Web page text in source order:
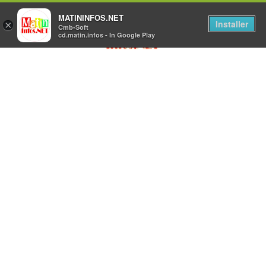
×
MATININFOS.NET
Cmb-Soft
cd.matin.infos - In Google Play
Installer